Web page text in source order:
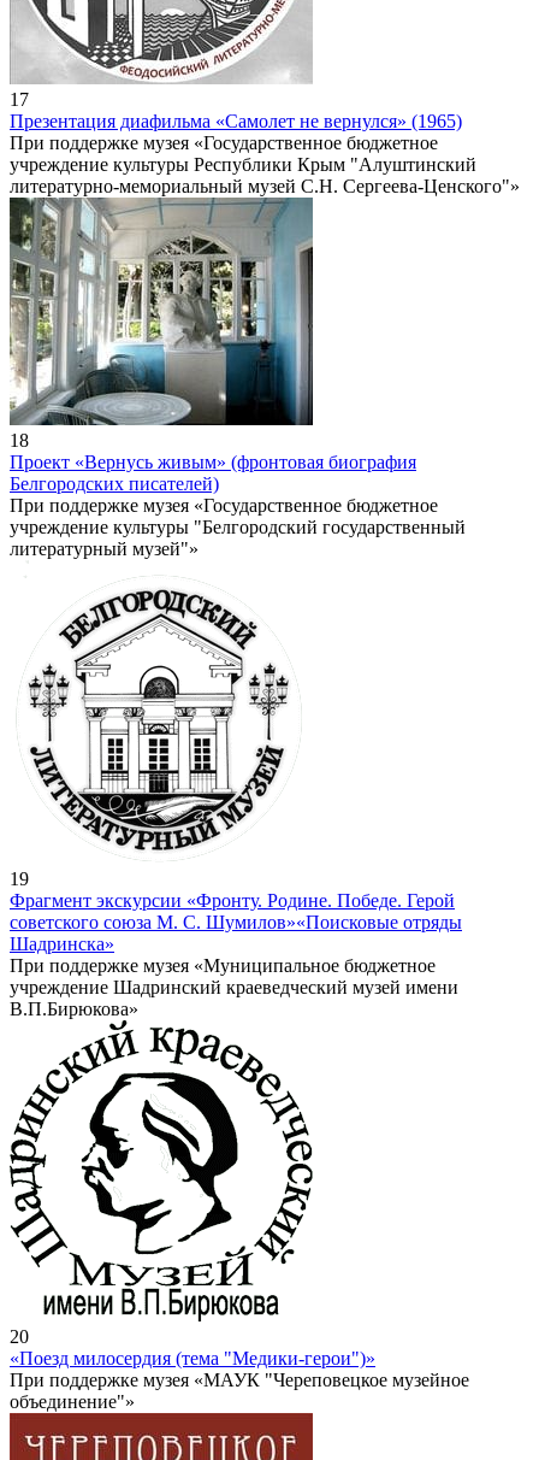
17
Презентация диафильма «Самолет не вернулся» (1965)
При поддержке музея «Государственное бюджетное
учреждение культуры Республики Крым "Алуштинский
литературно-мемориальный музей С.Н. Сергеева-Ценского"»
18
Проект «Вернусь живым» (фронтовая биография
Белгородских писателей)
При поддержке музея «Государственное бюджетное
учреждение культуры "Белгородский государственный
литературный музей"»
19
Фрагмент экскурсии «Фронту. Родине. Победе. Герой
советского союза М. С. Шумилов»«Поисковые отряды
Шадринска»
При поддержке музея «Муниципальное бюджетное
учреждение Шадринский краеведческий музей имени
В.П.Бирюкова»
20
«Поезд милосердия (тема "Медики-герои")»
При поддержке музея «МАУК "Череповецкое музейное
объединение"»